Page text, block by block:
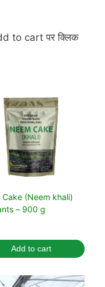
to cart पर क्लिक
Cake (Neem khali)
– 900 g
Add to cart